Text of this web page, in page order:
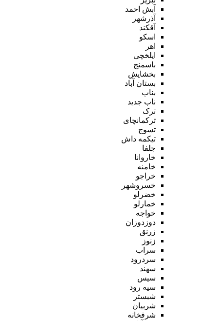
آبش احمد
آذرشهر
آقکند
اسکو
اهر
ایلخچی
باسمنج
بخشایش
بستان آباد
بناب
ناب جدید
ترک
ترکمانچای
تسوج
تیکمه داش
جلفا
خاروانا
خامنه
خراجو
خسروشهر
خضرلو
خمارلو
خواجه
دوزدوزان
زرنق
زنوز
سراب
سردرود
سهند
سیس
سیه رود
شبستر
شربیان
شرفخانه